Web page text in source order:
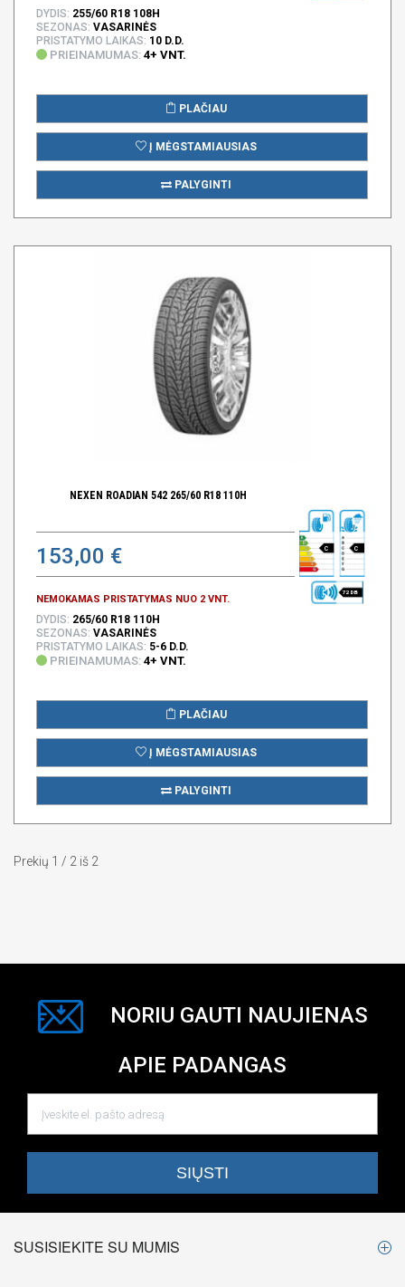
DYDIS: 255/60 R18 108H
SEZONAS: VASARINĖS
PRISTATYMO LAIKAS: 10 D.D.
PRIEINAMUMAS: 4+ VNT.
PLAČIAU
Į MĖGSTAMIAUSIAS
PALYGINTI
NEXEN ROADIAN 542 265/60 R18 110H
153,00 €
NEMOKAMAS PRISTATYMAS NUO 2 VNT.
C C
72 DB
DYDIS: 265/60 R18 110H
SEZONAS: VASARINĖS
PRISTATYMO LAIKAS: 5-6 D.D.
PRIEINAMUMAS: 4+ VNT.
PLAČIAU
Į MĖGSTAMIAUSIAS
PALYGINTI
Prekių 1 / 2 iš 2
NORIU GAUTI NAUJIENAS
APIE PADANGAS
SUSISIEKITE SU MUMIS